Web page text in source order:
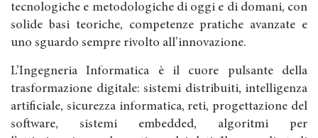
tecnologiche e metodologiche di oggi e di domani, con
solide basi teoriche, competenze pratiche avanzate e
uno sguardo sempre rivolto all’innovazione.
L’Ingegneria Informatica è il cuore pulsante della
trasformazione digitale: sistemi distribuiti, intelligenza
artificiale, sicurezza informatica, reti, progettazione del
software, sistemi embedded, algoritmi per